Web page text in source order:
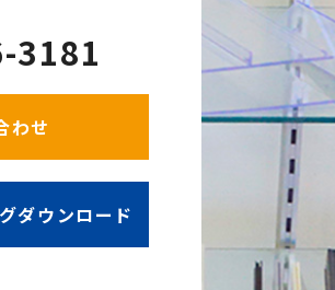
3181
わせ
ダウンロード